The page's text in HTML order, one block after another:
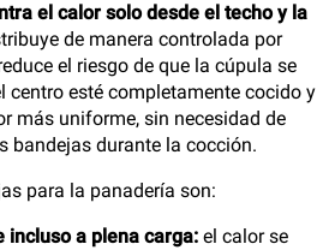
el calor solo desde el techo y la
de manera controlada por
el riesgo de que la cúpula se
centro esté completamente cocido y
más uniforme, sin necesidad de
bandejas durante la cocción.
para la panadería son:
incluso a plena carga: el calor se